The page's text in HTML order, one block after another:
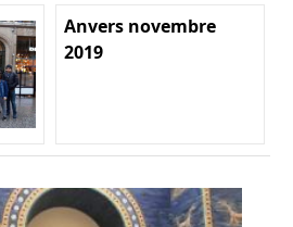
Anvers novembre
2019